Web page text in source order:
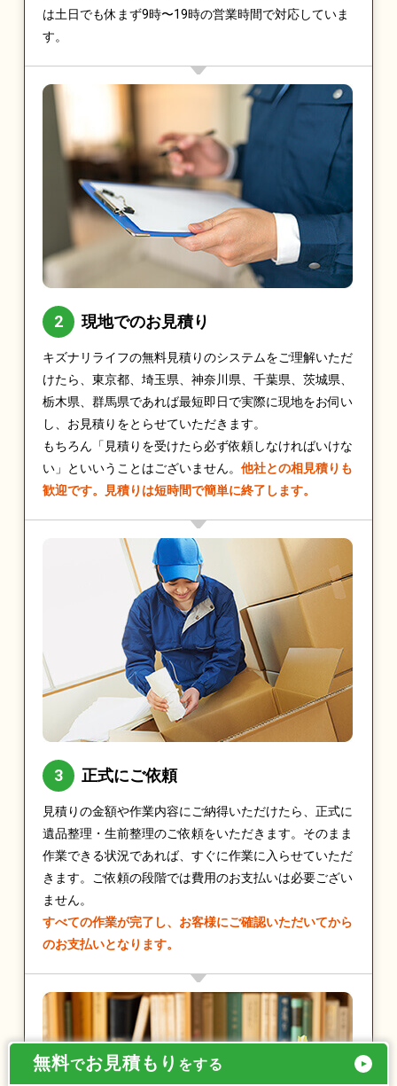
は土日でも休まず9時〜19時の営業時間で対応していま
す。
現地でのお見積り
キズナリライフの無料見積りのシステムをご理解いただ
けたら、東京都、埼玉県、神奈川県、千葉県、茨城県、
栃木県、群馬県であれば最短即日で実際に現地をお伺い
し、お見積りをとらせていただきます。
もちろん「見積りを受けたら必ず依頼しなければいけな
い」といいうことはございません。 他社との相見積りも
歓迎です。見積りは短時間で簡単に終了します。
正式にご依頼
見積りの金額や作業内容にご納得いただけたら、正式に
遺品整理・生前整理のご依頼をいただきます。そのまま
作業できる状況であれば、すぐに作業に入らせていただ
きます。ご依頼の段階では費用のお支払いは必要ござい
ません。
すべての作業が完了し、お客様にご確認いただいてから
のお支払いとなります。
無料でお見積もり をする